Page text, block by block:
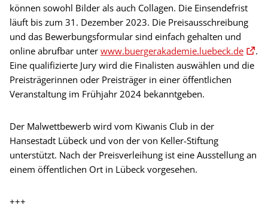
können sowohl Bilder als auch Collagen. Die Einsendefrist
läuft bis zum 31. Dezember 2023. Die Preisausschreibung
und das Bewerbungsformular sind einfach gehalten und
online abrufbar unter www.buergerakademie.luebeck.de
.
Eine qualifizierte Jury wird die Finalisten auswählen und die
Preisträgerinnen oder Preisträger in einer öffentlichen
Veranstaltung im Frühjahr 2024 bekanntgeben.
Der Malwettbewerb wird vom Kiwanis Club in der
Hansestadt Lübeck und von der von Keller-Stiftung
unterstützt. Nach der Preisverleihung ist eine Ausstellung an
einem öffentlichen Ort in Lübeck vorgesehen.
+++